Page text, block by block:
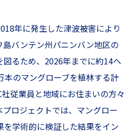
年に発生した津波被害により
バンテン州パニンバン地区の
るため、2026年までに約14ヘ
本のマングローブを植林する計
従業員と地域にお住まいの方々
ロジェクトでは、マングロー
を学術的に検証した結果をイン